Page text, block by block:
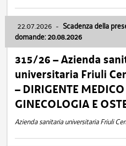
22.07.2026 - Scadenza della
domande: 20.08.2026
315/26 – Azienda
universitaria Friuli
– DIRIGENTE
GINECOLOGIA E
Azienda sanitaria universitaria Friuli